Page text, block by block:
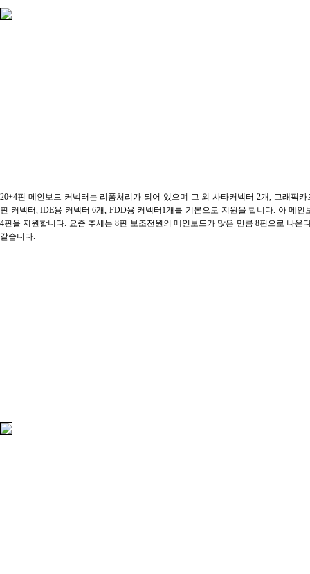
20+4핀 메인보드 커넥터는 리폼처리가 되어 있으며 그 외 사타커넥터 2개, 그래픽카
핀 커넥터, IDE용 커넥터 6개, FDD용 커넥터1개를 기본으로 지원을 합니다. 아 메인
4핀을 지원합니다. 요즘 추세는 8핀 보조전원의 메인보드가 많은 만큼 8핀으로 나온
같습니다.